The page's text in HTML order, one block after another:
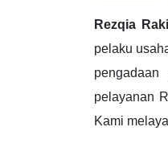
Rezqia
pelaku
pelayanan
Kami